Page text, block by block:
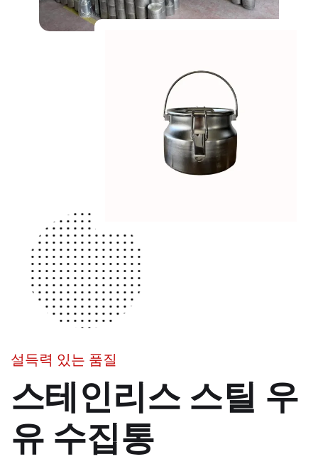
설득력 있는 품질
스테인리스 스틸 우
유 수집통